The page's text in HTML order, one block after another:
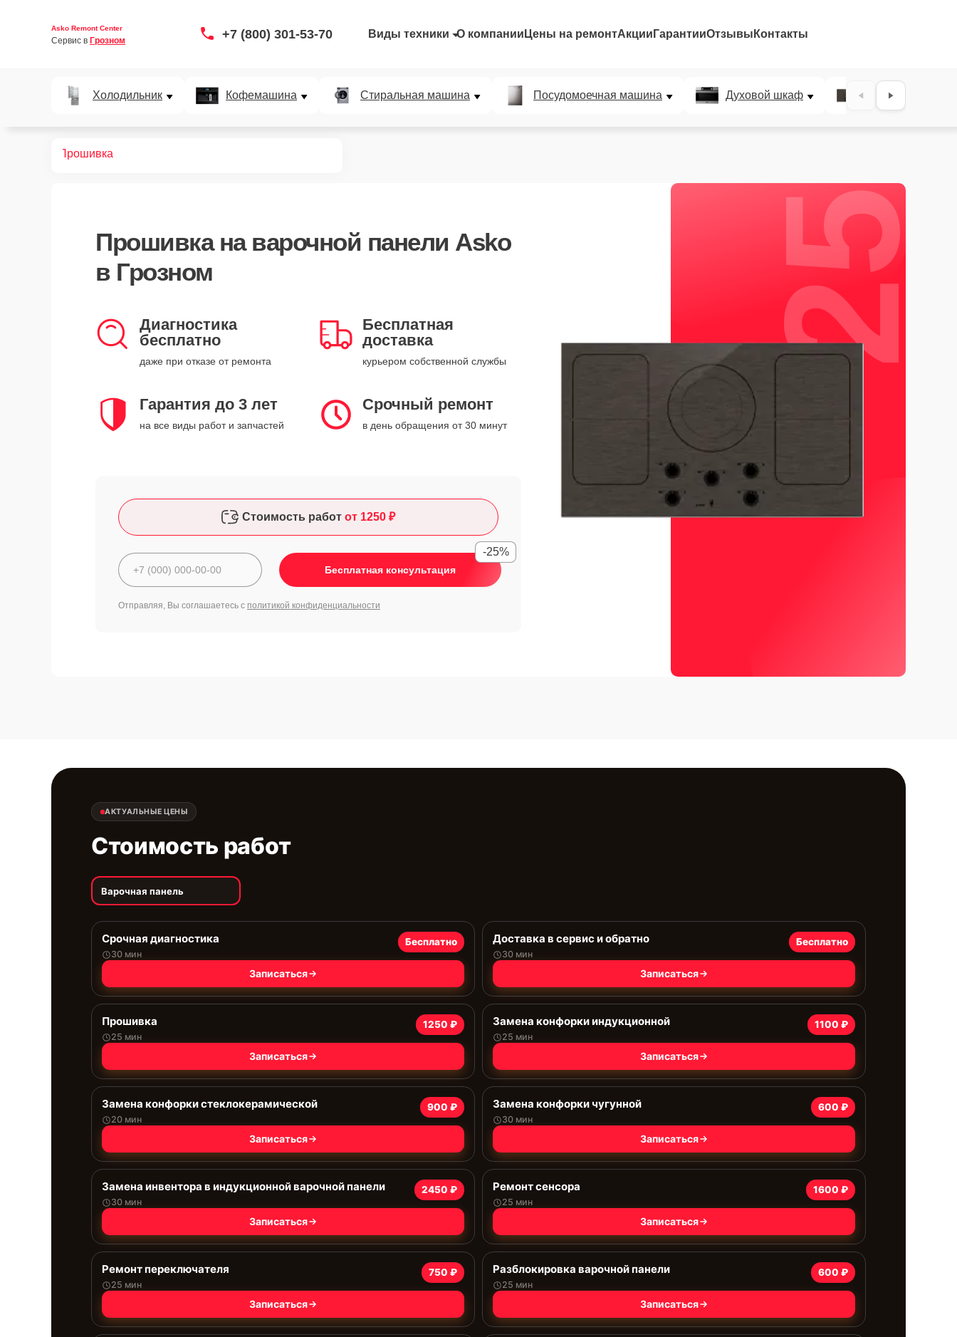
Asko Remont Center
Сервис в Грозном +7 (800) 301-53-70 Виды техники О компании Цены на ремонтАкции ГарантииОтзывы Контакты
Холодильник Кофемашина Стиральная машина Посудомоечная машина Духовой шкаф Варочная
Прошивка
Прошивкана варочной панели Asko
в Грозном
Диагностика
бесплатно
даже при отказе от ремонта
Бесплатная
доставка
курьером собственной службы
Гарантия до 3 лет
на все виды работ и запчастей
Срочный ремонт
в день обращения от 30 минут
Стоимость работ от 1250 ₽
Бесплатная консультация
-25%
Отправляя, Вы соглашаетесь с политикой конфиденциальности
25%
АКТУАЛЬНЫЕ ЦЕНЫ
Стоимость работ
Варочная панель
Срочная диагностика
30 мин
Бесплатно
Записаться
Доставка в сервис и обратно
30 мин
Бесплатно
Записаться
Прошивка
25 мин
1250 ₽
Записаться
Замена конфорки индукционной
25 мин
1100 ₽
Записаться
Замена конфорки стеклокерамической
20 мин
900 ₽
Записаться
Замена конфорки чугунной
30 мин
600 ₽
Записаться
Замена инвентора в индукционной варочной панели
30 мин
2450 ₽
Записаться
Ремонт сенсора
25 мин
1600 ₽
Записаться
Ремонт переключателя
25 мин
750 ₽
Записаться
Разблокировка варочной панели
25 мин
600 ₽
Записаться